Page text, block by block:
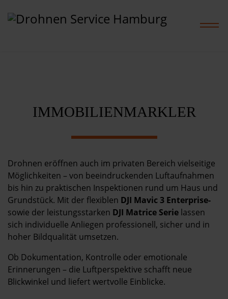
Leistungen
Preise
Shop
Kontakt
IMMOBILIENMARKLER
Drohnen eröffnen auch im privaten Bereich vielseitige
Möglichkeiten – von beeindruckenden Luftaufnahmen
bis hin zu praktischen Inspektionen rund um Haus und
Grundstück. Mit der flexiblen DJI Mavic 3 Enterprise-
sowie der leistungsstarken DJI Matrice Serie lassen
sich individuelle Anliegen professionell, sicher und in
hoher Bildqualität umsetzen.
Ob Dokumentation, Kontrolle oder emotionale
Erinnerungen – die Luftperspektive schafft neue
Blickwinkel und liefert wertvolle Einblicke.